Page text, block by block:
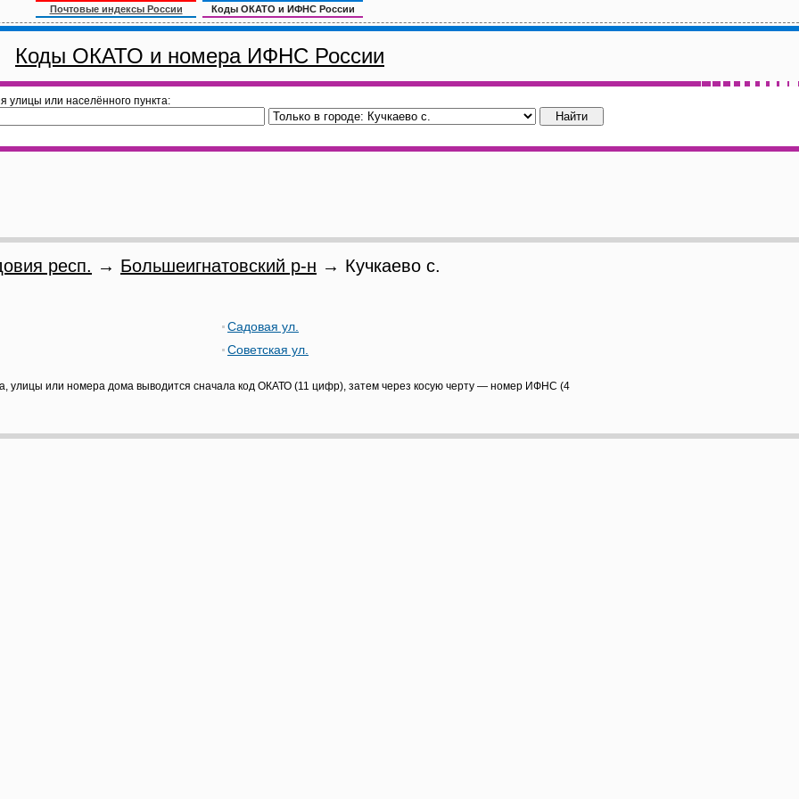
Почтовые индексы России Коды ОКАТО и ИФНС России
Коды ОКАТО и номера ИФНС России
улицы или населённого пункта:
респ. → Большеигнатовский р-н → Кучкаево с.
Садовая ул.
Советская ул.
улицы или номера дома выводится сначала код ОКАТО (11 цифр), затем через косую черту — номер ИФНС (4